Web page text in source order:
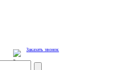
Заказать звонок